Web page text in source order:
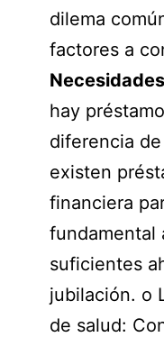
dilema
factores a
hay
diferencia
existen
financiera
fundamental
suficientes
jubilación. o
de salud: